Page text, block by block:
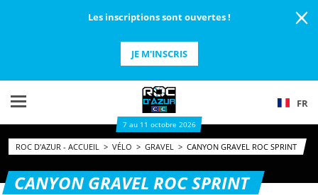
Les inscriptions sont ouvertes !
JE M'INSCRIS
FR
7 au 11 octobre 2026
ROC D'AZUR - ACCUEIL > VÉLO > GRAVEL > CANYON GRAVEL ROC SPRINT
CANYON GRAVEL ROC SPRINT